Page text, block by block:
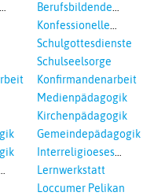
Berufsbildende
Schulen
Konfessionelle
Kooperation
Schulgottesdienste
Schulseelsorge
Konfirmandenarbeit
Medienpädagogik
Kirchenpädagogik
Gemeindepädagogik
Interreligioeses
Lernen
Lernwerkstatt
Loccumer Pelikan